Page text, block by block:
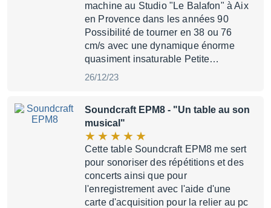
machine au Studio "Le Balafon" à Aix
en Provence dans les années 90
Possibilité de tourner en 38 ou 76
cm/s avec une dynamique énorme
quasiment insaturable Petite…
26/12/23
Soundcraft EPM8 - "Un table au son
musical"
Cette table Soundcraft EPM8 me sert
pour sonoriser des répétitions et des
concerts ainsi que pour
l'enregistrement avec l'aide d'une
carte d'acquisition pour la relier au pc